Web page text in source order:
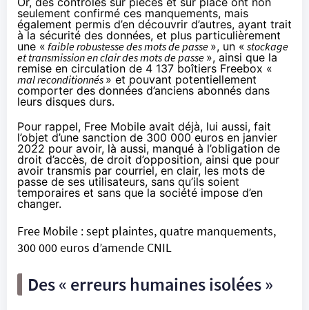
seulement confirmé ces manquements, mais
également permis d’en découvrir d’autres, ayant trait
à la sécurité des données, et plus particulièrement
une « faible robustesse des mots de passe », un « stockage
et transmission en clair des mots de passe », ainsi que la
remise en circulation de 4 137 boîtiers Freebox «
mal reconditionnés » et pouvant potentiellement
comporter des données d’anciens abonnés dans
leurs disques durs.
Pour rappel, Free Mobile avait déjà, lui aussi, fait
l’objet d’une sanction de 300 000 euros en janvier
2022 pour avoir, là aussi, manqué à l’obligation de
droit d’accès, de droit d’opposition, ainsi que pour
avoir transmis par courriel, en clair, les mots de
passe de ses utilisateurs, sans qu’ils soient
temporaires et sans que la société impose d’en
changer.
Free Mobile : sept plaintes, quatre manquements,
300 000 euros d’amende CNIL
Des « erreurs humaines isolées »